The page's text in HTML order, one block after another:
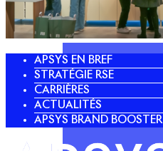
APSYS EN BREF
STRATÉGIE RSE
CARRIÈRES
ACTUALITÉS
APSYS BRAND BOOSTER